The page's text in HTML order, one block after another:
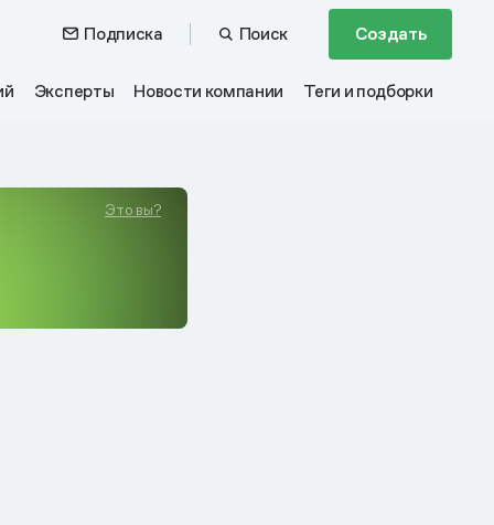
Подписка Поиск Создать
Эксперты Новости компании Теги и подборки
Это вы?